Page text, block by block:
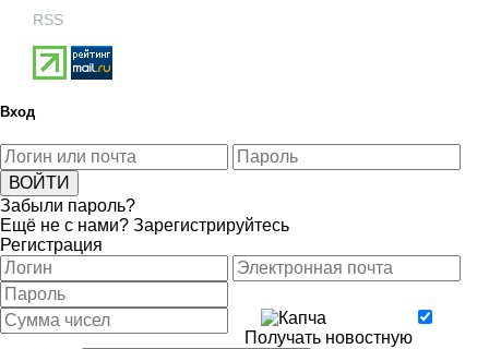
RSS
Вход
Забыли пароль?
Ещё не с нами? Зарегистрируйтесь
Регистрация
Получать новостную